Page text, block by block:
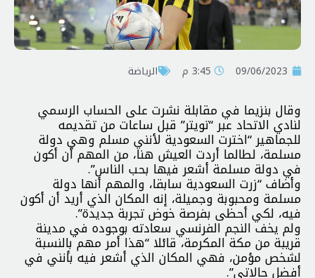
09/06/2023 3:45 م الرياضة
وقال بنزيما في مقابلة نشرت على الحساب الرسمي
لنادي الاتحاد عبر “تويتر” قبل ساعات من تقديمه
للجماهير “اخترت السعودية لأنني مسلم وهي دولة
مسلمة، لطالما أردت العيش هنا، من المهم أن أكون
في دولة مسلمة أشعر فيها بحب الناس”.
وأضاف “زرت السعودية سابقا، والمهم أنها دولة
مسلمة ومحبوبة وجميلة، إنه المكان الذي أريد أن أكون
فيه، لكي أحظى بفرصة خوض تجربة جديدة”.
ولم يخف النجم الفرنسي سعادته بوجوده في مدينة
قريبة من مكة المكرمة، قائلا “هذا أمر مهم بالنسبة
لشخص مؤمن، فهي المكان الذي أشعر فيه بأنني في
أفضل حالاتي”.